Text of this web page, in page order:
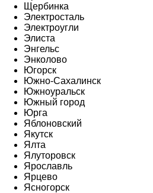
Щербинка
Электросталь
Электроугли
Элиста
Энгельс
Энколово
Югорск
Южно-Сахалинск
Южноуральск
Южный город
Юрга
Яблоновский
Якутск
Ялта
Ялуторовск
Ярославль
Ярцево
Ясногорск